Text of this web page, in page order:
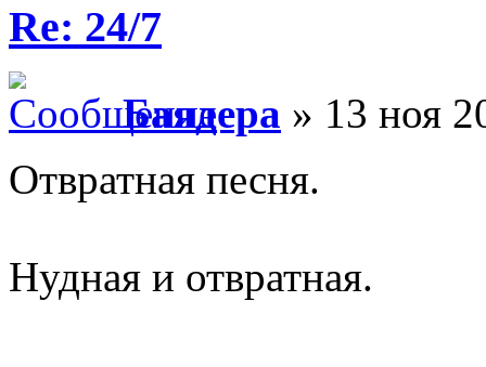
Re: 24/7
Баядера » 13 ноя
Отвратная песня.
Нудная и отвратная.